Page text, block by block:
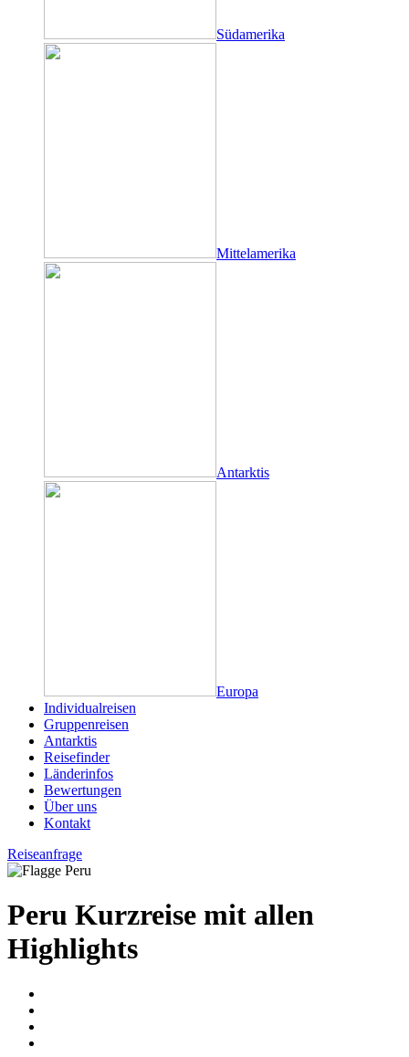
Südamerika
Mittelamerika
Antarktis
Europa
Individualreisen
Gruppenreisen
Antarktis
Reisefinder
Länderinfos
Bewertungen
Über uns
Kontakt
Reiseanfrage
Peru Kurzreise mit allen
Highlights